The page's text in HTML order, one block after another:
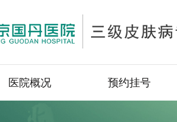
医院概况 预约挂号